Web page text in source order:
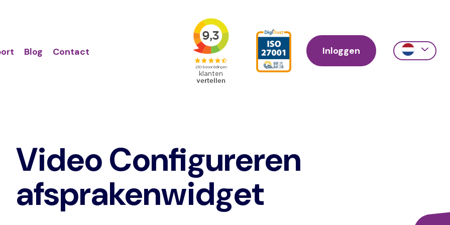
Blog Contact
Action
Primair
menu
Inloggen
Action
Video Configureren
afsprakenwidget